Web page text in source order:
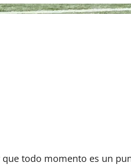
todo momento es un